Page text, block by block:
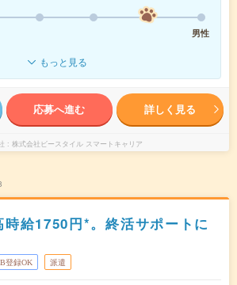
男性
もっと見る
応募へ進む 詳しく見る
株式会社ビースタイル スマートキャリア
時給1750円*。終活サポートに
登録OK 派遣